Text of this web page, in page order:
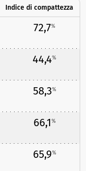
Indice di compattezza
72,7%
44,4%
58,3%
66,1%
65,9%